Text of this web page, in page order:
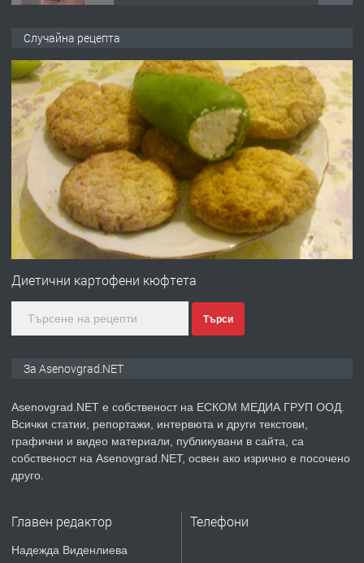
преди 10 месеца
ПРЕДЛАГА
Професионална броячна машина -
със сертификат от ЕЦБ
преди 1 година
ПРЕДЛАГА
Професионална зеленчукорезачка
преди 2 години
ПРЕДЛАГА
Давам индивидуалани уроци по
Случайна рецепта
Диетични картофени кюфтета
Търси
За Asenovgrad.NET
Asenovgrad.NET е собственост на ЕСКОМ МЕДИА ГРУП ООД.
Всички статии, репортажи, интервюта и други текстови,
графични и видео материали, публикувани в сайта, са
собственост на Asenovgrad.NET, освен ако изрично е посочено
друго.
Главен редактор
Надежда Виденлиева
Телефони